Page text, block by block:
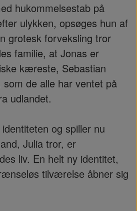
hukommelsestab på
ulykken, opsøges hun af
grotesk forveksling tror
familie, at Jonas er
kæreste, Sebastian
som de alle har ventet på
udlandet.
og spiller nu
Julia tror, er
liv. En helt ny identitet,
tilværelse åbner sig